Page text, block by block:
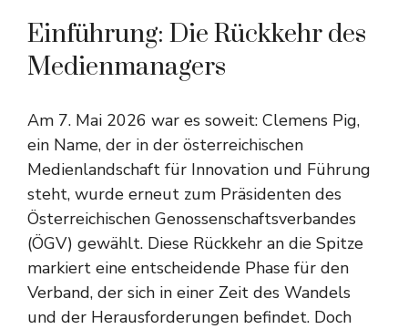
Einführung: Die Rückkehr des
Medienmanagers
Am 7. Mai 2026 war es soweit: Clemens Pig,
ein Name, der in der österreichischen
Medienlandschaft für Innovation und Führung
steht, wurde erneut zum Präsidenten des
Österreichischen Genossenschaftsverbandes
(ÖGV) gewählt. Diese Rückkehr an die Spitze
markiert eine entscheidende Phase für den
Verband, der sich in einer Zeit des Wandels
und der Herausforderungen befindet. Doch